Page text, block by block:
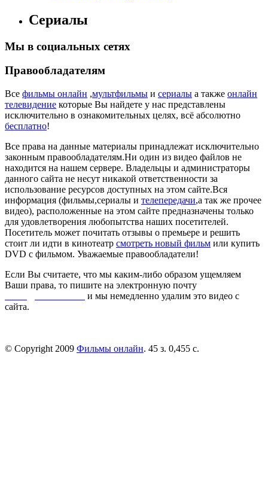
Сериалы
Мы в социальных сетях
Правообладателям
Все фильмы онлайн ,мультфильмы и сериалы а также онлайн
телевидение которые Вы найдете у нас представлены
исключительно в ознакомительных целях, всё абсолютно
бесплатно!
Все права на данные материалы принадлежат исключительно
законным правообладателям.Ни один из видео файлов не
находится на нашем сервере. Владельцы и администраторы
данного сайта не несут никакой ответственности за
использование ресурсов доступных на этом сайте.Вся
информация (фильмы,сериалы и телепередачи,а так же прочее
видео), расположенные на этом сайте предназначены только
для удовлетворения любопытства наших посетителей.
Посетитель может почитать отзывы о премьере и решить
стоит ли идти в кинотеатр смотреть новый фильм или купить
DVD с фильмом. Уважаемые правообладатели!
Если Вы считаете, что мы каким-либо образом ущемляем
Ваши права, то пишите на электронную почту
и мы немедленно удалим это видео с
сайта.
© Copyright 2009 Фильмы онлайн. 45 з. 0,455 с.